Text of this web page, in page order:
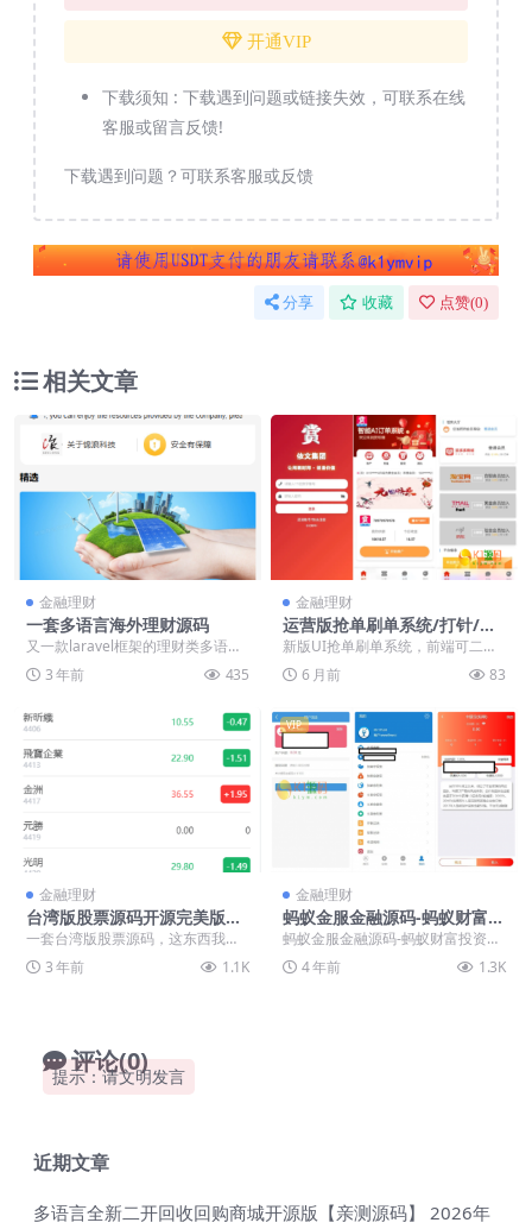
开通VIP
下载须知 : 下载遇到问题或链接失效，可联系在线
客服或留言反馈!
下载遇到问题？可联系客服或反馈
分享 收藏 点赞(0)
相关文章
金融理财
一套多语言海外理财源码
又一款laravel框架的理财类多语言
源码 php写的 扫了下没加密 UI挺
好...3 年前 435
金融理财
运营版抢单刷单系统/打针/做
单/会员跟踪/信誉分
新版UI抢单刷单系统，前端可二开
多语言 批量打针，批量奖励，信誉
分，会员跟踪，一...
6 月前 83
金融理财
台湾版股票源码开源完美版本
【亲测源码】
一套台湾版股票源码，这东西我也
不太熟悉 ，亲测了下，完美流畅脚
本齐全 ，写了份搭...
3 年前 1.1K
VIP
金融理财
蚂蚁金服金融源码-蚂蚁财富投
资理财源码-基于FastAdminf
蚂蚁金服金融源码-蚂蚁财富投资理
财源码-基于FastAdminf 框架
4 年前 1.3K
评论(0)
提示：请文明发言
近期文章
多语言全新二开回收回购商城开源版【亲测源码】
2026年